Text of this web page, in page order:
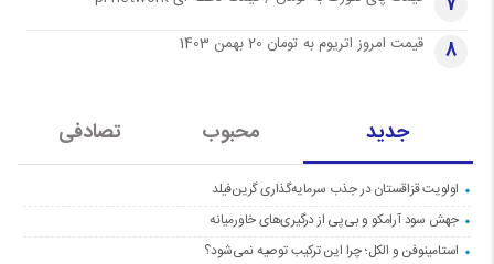
8 قیمت امروز اتریوم به تومان 20 بهمن 1403
جدید محبوب تصادفی
اولویت قزاقستان در جذب سرمایه‌گذاری گرین‌فیلد
جهش سود آرامکو و بی‌پی از درگیری‌های خاورمیانه
استامینوفن و الکل؛ چرا این ترکیب توصیه نمی‌شود؟